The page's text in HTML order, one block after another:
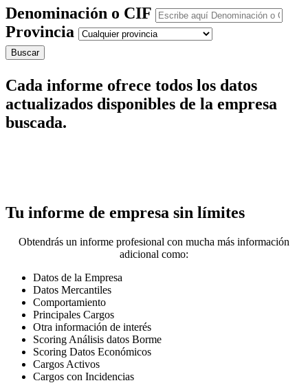
Denominación o CIF
Provincia
Buscar
Cada informe ofrece todos los datos
actualizados disponibles de la empresa
buscada.
Tu informe de empresa sin límites
Obtendrás un informe profesional con mucha más información
adicional como:
Datos de la Empresa
Datos Mercantiles
Comportamiento
Principales Cargos
Otra información de interés
Scoring Análisis datos Borme
Scoring Datos Económicos
Cargos Activos
Cargos con Incidencias